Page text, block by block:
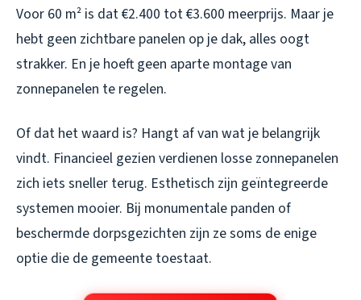
Voor 60 m² is dat €2.400 tot €3.600 meerprijs. Maar je
hebt geen zichtbare panelen op je dak, alles oogt
strakker. En je hoeft geen aparte montage van
zonnepanelen te regelen.
Of dat het waard is? Hangt af van wat je belangrijk
vindt. Financieel gezien verdienen losse zonnepanelen
zich iets sneller terug. Esthetisch zijn geïntegreerde
systemen mooier. Bij monumentale panden of
beschermde dorpsgezichten zijn ze soms de enige
optie die de gemeente toestaat.